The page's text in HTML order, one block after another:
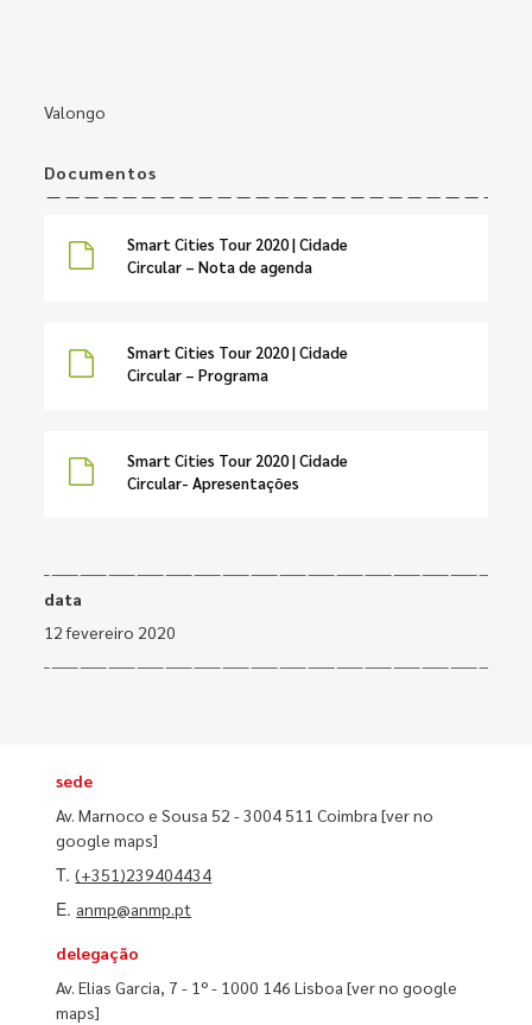
Valongo
Documentos
Smart Cities Tour 2020 | Cidade
Circular – Nota de agenda
Smart Cities Tour 2020 | Cidade
Circular – Programa
Smart Cities Tour 2020 | Cidade
Circular- Apresentações
data
12 fevereiro 2020
sede
Av. Marnoco e Sousa 52 - 3004 511 Coimbra[ver no
google maps]
T.(+351)239404434
E. anmp@anmp.pt
delegação
Av. Elias Garcia, 7 - 1º - 1000 146 Lisboa[ver no google
maps]